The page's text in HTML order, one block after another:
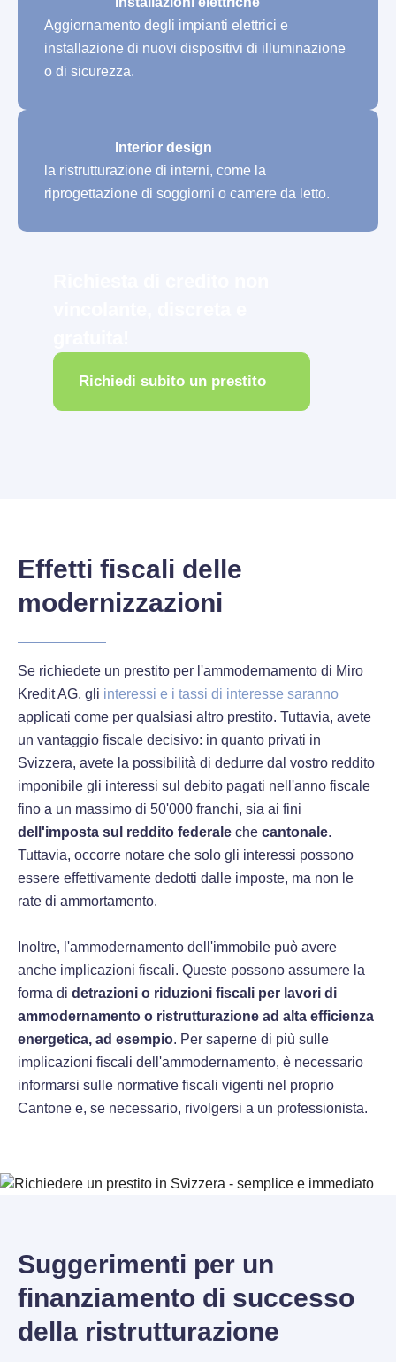
Aggiornamento degli impianti elettrici e
installazione di nuovi dispositivi di illuminazione
o di sicurezza.
Interior design
la ristrutturazione di interni, come la
riprogettazione di soggiorni o camere da letto.
Richiedi subito un prestito
Effetti fiscali delle
modernizzazioni
Se richiedete un prestito per l'ammodernamento di Miro
Kredit AG, gli interessi e i tassi di interesse saranno
applicati come per qualsiasi altro prestito. Tuttavia, avete
un vantaggio fiscale decisivo: in quanto privati in
Svizzera, avete la possibilità di dedurre dal vostro reddito
imponibile gli interessi sul debito pagati nell'anno fiscale
fino a un massimo di 50'000 franchi, sia ai fini
dell'imposta sul reddito federale che cantonale.
Tuttavia, occorre notare che solo gli interessi possono
essere effettivamente dedotti dalle imposte, ma non le
rate di ammortamento.
Inoltre, l'ammodernamento dell'immobile può avere
anche implicazioni fiscali. Queste possono assumere la
forma di detrazioni o riduzioni fiscali per lavori di
ammodernamento o ristrutturazione ad alta efficienza
energetica, ad esempio. Per saperne di più sulle
implicazioni fiscali dell'ammodernamento, è necessario
informarsi sulle normative fiscali vigenti nel proprio
Cantone e, se necessario, rivolgersi a un professionista.
Suggerimenti per un
finanziamento di successo
della ristrutturazione